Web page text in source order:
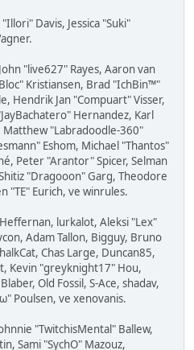
Davis, Jessica "Suki"
"live627" Rayes, Aaron van
Kristiansen, Brad "IchBin™"
Hendrik Jan "Compuart" Visser,
Hernandez, Karl
Matthew "Labradoodle-360"
Eshom, Michael "Thantos"
Peter "Arantor" Spicer, Selman
"Dragooon" Garg, Theodore
"TE" Eurich, ve winrules.
lurkalot, Aleksi "Lex"
Adam Tallon, Bigguy, Bruno
Chas Large, Duncan85,
Kevin "greyknight17" Hou,
Old Fossil, S-Ace, shadav,
Poulsen, ve xenovanis.
"TwitchisMental" Ballew,
Sami "SychO" Mazouz,